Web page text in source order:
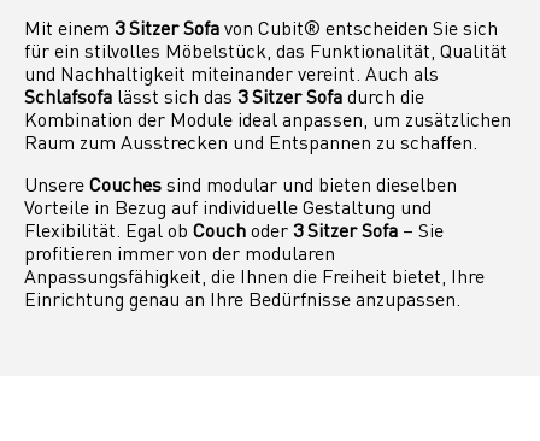
Mit einem 3 Sitzer Sofavon Cubit® entscheiden Sie sich
für ein stilvolles Möbelstück, das Funktionalität, Qualität
und Nachhaltigkeit miteinander vereint. Auch als
Schlafsofa lässt sich das 3 Sitzer Sofadurch die
Kombination der Module ideal anpassen, um zusätzlichen
Raum zum Ausstrecken und Entspannen zu schaffen.
UnsereCouchessind modular und bieten dieselben
Vorteile in Bezug auf individuelle Gestaltung und
Flexibilität. Egal ob Couchoder3 Sitzer Sofa – Sie
profitieren immer von der modularen
Anpassungsfähigkeit, die Ihnen die Freiheit bietet, Ihre
Einrichtung genau an Ihre Bedürfnisse anzupassen.